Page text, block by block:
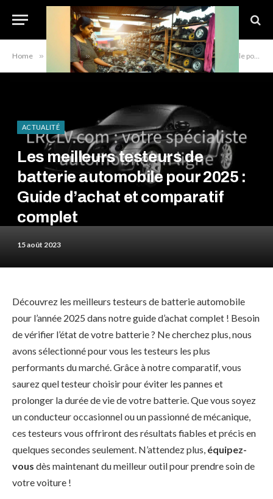
Home » Actualité » Les meilleurs testeurs de batterie automobile pour 2025 : Guide d’achat et comparatif complet
ACTUALITÉ
Les meilleurs testeurs de
batterie automobile pour 2025 :
Guide d’achat et comparatif
complet
15 août 2023
Découvrez les meilleurs testeurs de batterie automobile
pour l’année 2025 dans notre guide d’achat complet ! Besoin
de vérifier l’état de votre batterie ? Ne cherchez plus, nous
avons sélectionné pour vous les testeurs les plus
performants du marché. Grâce à notre comparatif, vous
saurez quel testeur choisir pour éviter les pannes et
prolonger la durée de vie de votre batterie. Que vous soyez
un conducteur occasionnel ou un passionné de mécanique,
ces testeurs vous offriront des résultats fiables et précis en
quelques secondes seulement. N’attendez plus, équipez-
vous dès maintenant du meilleur outil pour prendre soin de
votre voiture !